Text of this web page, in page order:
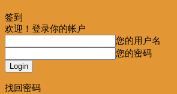
签到
欢迎！登录你的帐户
您的用户名
您的密码
找回密码